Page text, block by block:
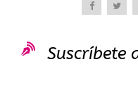
 Suscríbete